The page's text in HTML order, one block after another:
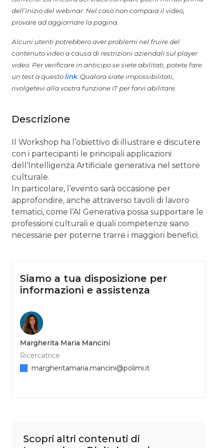
dell’inizio del webinar. Nel caso non compaia il video,
provare ad aggiornare la pagina.
Alcuni utenti potrebbero aver problemi nel fruire del
contenuto video a causa di restrizioni aziendali sul player
video. Per verificare in anticipo se siete abilitati, potete fare
un test a questolink. Qualora siate impossibilitati,
rivolgetevi alla vostra funzione IT per farvi abilitare.
Descrizione
Il Workshop ha l’obiettivo di illustrare e discutere
con i partecipanti le principali applicazioni
dell’Intelligenza Artificiale generativa nel settore
culturale.
In particolare, l’evento sarà occasione per
approfondire, anche attraverso tavoli di lavoro
tematici, come l’AI Generativa possa supportare le
professioni culturali e quali competenze siano
necessarie per poterne trarre i maggiori benefici.
Siamo a tua disposizione per
informazioni e assistenza
Margherita Maria Mancini
Ricercatrice
margheritamaria.mancini@polimi.it
Scopri altri contenuti di